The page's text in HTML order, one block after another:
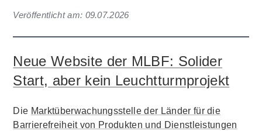
Veröffentlicht am: 09.07.2026
Neue Website der MLBF: Solider
Start, aber kein Leuchtturmprojekt
Die Marktüberwachungsstelle der Länder für die
Barrierefreiheit von Produkten und Dienstleistungen